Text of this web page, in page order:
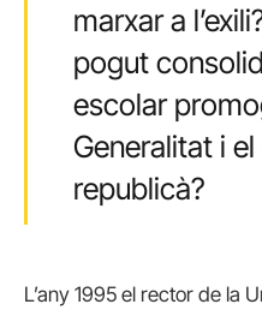
marxar a
pogut
escolar
Generalitat i
republicà?
L’any 1995 el rector de la